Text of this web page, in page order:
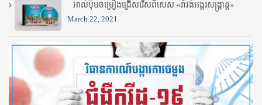
អាល់ប៊ុមចម្រៀងជ្រើសរើសពិសេស «រាំវង់អង្គរសង្ក្រាន្ត»
March 22, 2021